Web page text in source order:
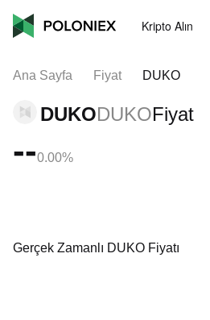
Kripto Alın
Ana Sayfa Fiyat DUKO
DUKODUKOFiyat
--0.00%
Gerçek Zamanlı DUKO Fiyatı